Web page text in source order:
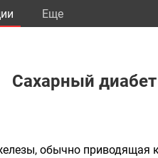
Eще
Сахарный
обычно приводящая